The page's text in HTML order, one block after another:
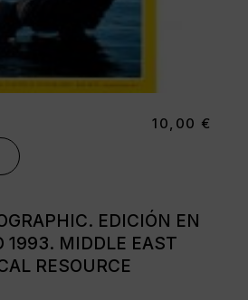
EDICIÓN EN
1993. MIDDLE EAST
RESOURCE
10,00 €